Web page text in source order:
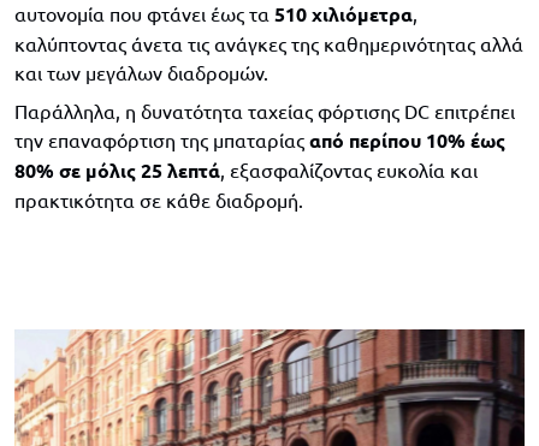
αυτονομία που φτάνει έως τα 510 χιλιόμετρα,
καλύπτοντας άνετα τις ανάγκες της καθημερινότητας αλλά
και των μεγάλων διαδρομών.
Παράλληλα, η δυνατότητα ταχείας φόρτισης DC επιτρέπει
την επαναφόρτιση της μπαταρίας από περίπου 10% έως
80% σε μόλις 25 λεπτά, εξασφαλίζοντας ευκολία και
πρακτικότητα σε κάθε διαδρομή.